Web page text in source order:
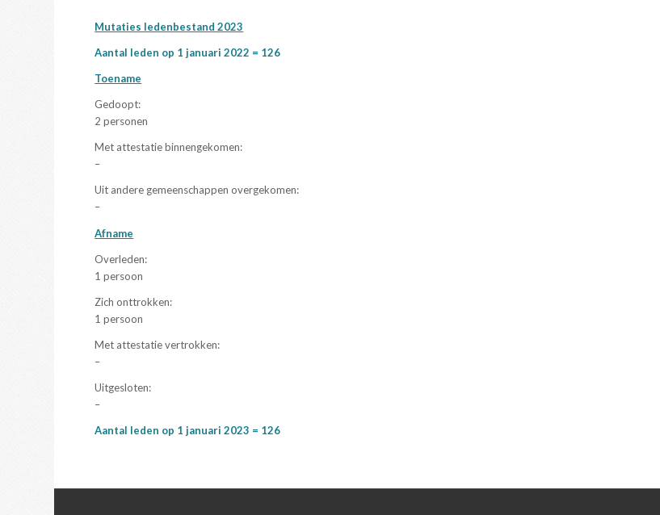
Mutaties ledenbestand 2023
Aantal leden op 1 januari 2022 = 126
Toename
Gedoopt:
2 personen
Met attestatie binnengekomen:
–
Uit andere gemeenschappen overgekomen:
–
Afname
Overleden:
1 persoon
Zich onttrokken:
1 persoon
Met attestatie vertrokken:
–
Uitgesloten:
–
Aantal leden op 1 januari 2023 = 126